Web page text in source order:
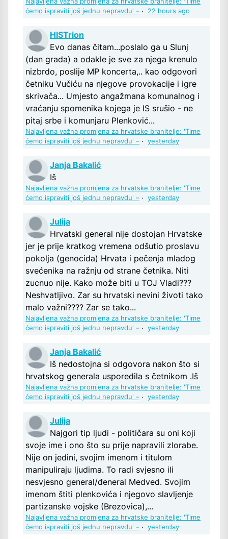
ćemo ispraviti još jednu nepravdu' – · 22 hours ago
HISTrion
Evo danas čitam...poslalo ga u Slunj
(dan grada) a odakle je sve za njega krenulo
nizbrdo, poslije MP koncerta,.. kao odgovori
četniku Vučiću na njegove provokacije i igre
skrivača... Umjesto angažmana komunalnog i
vraćanju spomenika kojega je IS srušio - ne
pitaj srbe i komunjaru Plenković...
Najavljena važna promjena za hrvatske branitelje: 'Time
ćemo ispraviti još jednu nepravdu' – · yesterday
Janja Bakalić
Iš
Najavljena važna promjena za hrvatske branitelje: 'Time
ćemo ispraviti još jednu nepravdu' – · yesterday
Julija
Hrvatski general nije dostojan Hrvatske
jer je prije kratkog vremena odšutio proslavu
pokolja (genocida) Hrvata i pečenja mladog
svećenika na ražnju od strane četnika. Niti
zucnuo nije. Kako može biti u TOJ Vladi???
Neshvatljivo. Zar su hrvatski nevini životi tako
malo važni???? Zar se tako...
Najavljena važna promjena za hrvatske branitelje: 'Time
ćemo ispraviti još jednu nepravdu' – · yesterday
Janja Bakalić
Iš nedostojna si odgovora nakon što si
hrvatskog generala usporedila s četnikom .Iš
Najavljena važna promjena za hrvatske branitelje: 'Time
ćemo ispraviti još jednu nepravdu' – · yesterday
Julija
Najgori tip ljudi - političara su oni koji
svoje ime i ono što su prije napravili zlorabe.
Nije on jedini, svojim imenom i titulom
manipuliraju ljudima. To radi svjesno ili
nesvjesno general/đeneral Medved. Svojim
imenom štiti plenkovića i njegovo slavljenje
partizanske vojske (Brezovica),...
Najavljena važna promjena za hrvatske branitelje: 'Time
ćemo ispraviti još jednu nepravdu' – · yesterday